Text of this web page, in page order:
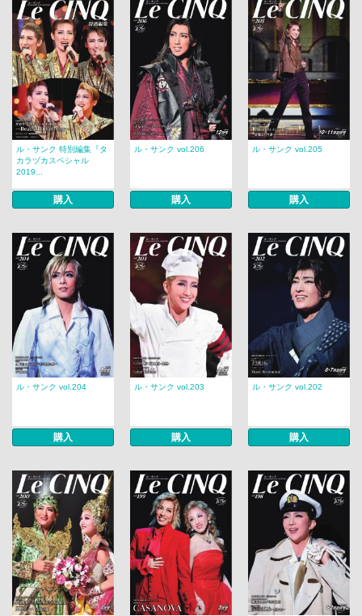
ル・サンク 特別編集『タ
カラヅカスペシャル
2019...
購入
ル・サンク vol.206
購入
ル・サンク vol.205
購入
ル・サンク vol.204
購入
ル・サンク vol.203
購入
ル・サンク vol.202
購入